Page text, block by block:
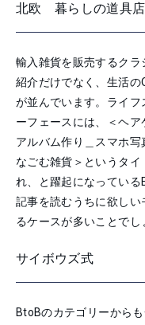
北欧 暮らしの道具店
輸入雑貨を販売するクラ
紹介だけでなく、生活の
が並んでいます。ライフ
ーフェースには、
＜ヘ
アルバム作り＿スマホ
なごむ雑貨＞というタイ
れ、と躍起になっている
記事を読むうちに欲し
るケースが多いことでし
サイボウズ式
BtoBのカテゴリーから